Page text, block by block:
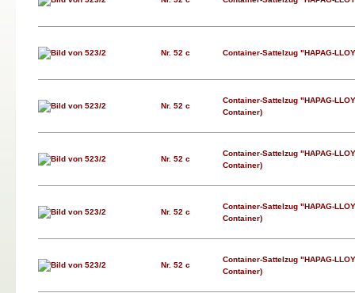
Nr. 52 c Container-Sattelzug "HAPAG-
Nr. 52 c
Container-Sattelzug "HAPAG-
Container)
Nr. 52 c
Container-Sattelzug "HAPAG-
Container)
Nr. 52 c
Container-Sattelzug "HAPAG-
Container)
Nr. 52 c
Container-Sattelzug "HAPAG-
Container)